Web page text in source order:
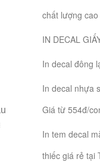
chất lượng
IN DECAL
In decal đông
In decal nhựa
Giá từ 554đ/
In tem decal
thiếc giá rẻ tại